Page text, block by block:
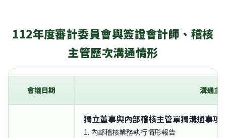
112年度審計委員會與簽證會計師、稽核
主管歷次溝通情形
會議日期 溝通主
獨立董事與內部稽核主管單獨溝通事項
1. 內部稽核業務執行情形報告